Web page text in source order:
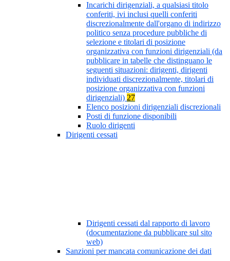
Incarichi dirigenziali, a qualsiasi titolo
conferiti, ivi inclusi quelli conferiti
discrezionalmente dall'organo di indirizzo
politico senza procedure pubbliche di
selezione e titolari di posizione
organizzativa con funzioni dirigenziali (da
pubblicare in tabelle che distinguano le
seguenti situazioni: dirigenti, dirigenti
individuati discrezionalmente, titolari di
posizione organizzativa con funzioni
dirigenziali) 27
Elenco posizioni dirigenziali discrezionali
Posti di funzione disponibili
Ruolo dirigenti
Dirigenti cessati
Dirigenti cessati dal rapporto di lavoro
(documentazione da pubblicare sul sito
web)
Sanzioni per mancata comunicazione dei dati